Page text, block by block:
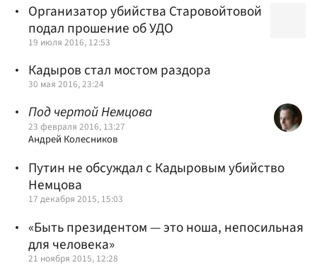
Организатор убийства Старовойтовой
подал прошение об УДО
19 июля 2016, 12:53
Кадыров стал мостом раздора
30 мая 2016, 23:24
Под чертой Немцова
23 февраля 2016, 13:27
Андрей Колесников
Путин не обсуждал с Кадыровым убийство
Немцова
17 декабря 2015, 15:03
«Быть президентом — это ноша, непосильная
для человека»
21 ноября 2015, 12:28